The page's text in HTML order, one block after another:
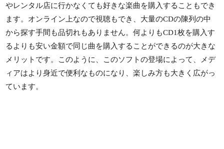
やレンタル店に行かなくても好きな楽曲を購入することもでき
ます。オンライン上なので視聴もでき、大量のCDの陳列の中
から探す手間も品切れもありません。何よりもCD1枚を購入す
るよりも安い金額で同じ曲を購入することができるのが大きな
メリットです。このように、このソフトの登場によって、メデ
ィアはより身近で便利なものになり、楽しみ方も大きく広がっ
ています。